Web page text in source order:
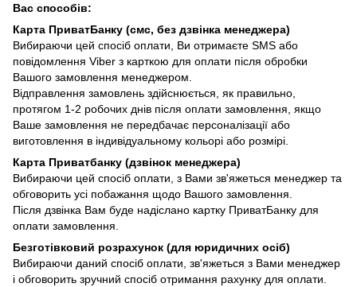
Вас способів:
Карта ПриватБанку (смс, без дзвінка менеджера)
Вибираючи цей спосіб оплати, Ви отримаєте SMS або
повідомлення Viber з карткою для оплати після обробки
Вашого замовлення менеджером.
Відправлення замовлень здійснюється, як правильно,
протягом 1-2 робочих днів після оплати замовлення, якщо
Ваше замовлення не передбачає персоналізації або
виготовлення в індивідуальному кольорі або розмірі.
Карта Приватбанку (дзвінок менеджера)
Вибираючи цей спосіб оплати, з Вами зв'яжеться менеджер та
обговорить усі побажання щодо Вашого замовлення.
Після дзвінка Вам буде надіслано картку ПриватБанку для
оплати замовлення.
Безготівковий розрахунок (для юридичних осіб)
Вибираючи даний спосіб оплати, зв'яжеться з Вами менеджер
і обговорить зручний спосіб отримання рахунку для оплати.